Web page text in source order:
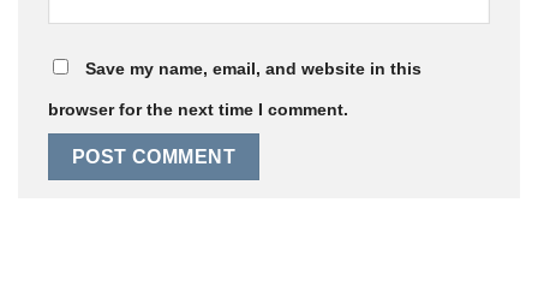
Save my name, email, and website in this
browser for the next time I comment.